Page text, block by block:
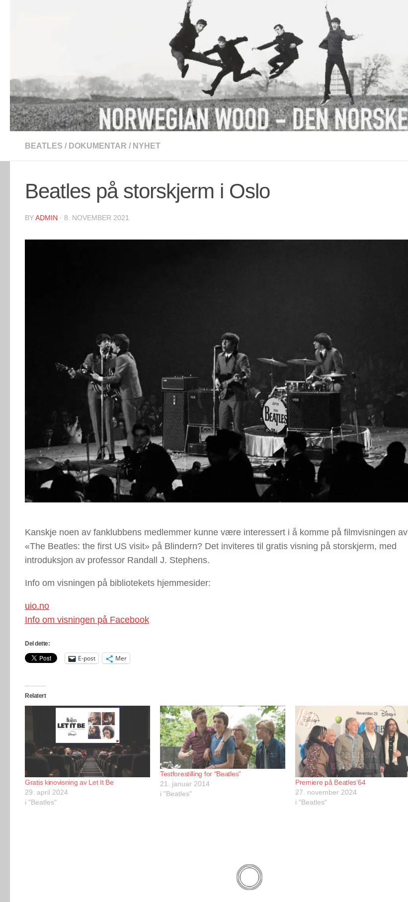
BEATLES / DOKUMENTAR / NYHET
Beatles på storskjerm i Oslo
BYADMIN · 8. NOVEMBER 2021
Kanskje noen av fanklubbens medlemmer kunne være interessert i å komme på filmvisningen av
«The Beatles: the first US visit» på Blindern? Det inviteres til gratis visning på storskjerm, med
introduksjon av professor Randall J. Stephens.
Info om visningen på bibliotekets hjemmesider:
uio.no
Info om visningen på Facebook
Del dette:
E-post Mer
Relatert
Gratis kinovisning av Let It Be
29. april 2024
i "Beatles"
Testforestilling for “Beatles”
21. januar 2014
i "Beatles"
Premiere på Beatles’64
27. november 2024
i "Beatles"